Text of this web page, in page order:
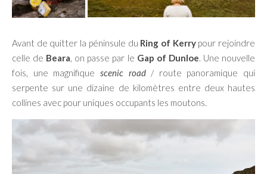
Avant de quitter la péninsule du Ring of Kerry pour rejoindre
celle de Beara, on passe par le Gap of Dunloe. Une nouvelle
fois, une magnifique scenic road/ route panoramique qui
serpente sur une dizaine de kilomètres entre deux hautes
collines avec pour uniques occupants les moutons.